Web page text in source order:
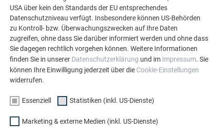
Balletttänzer und einem raffinierten Temperatursystem, mit
dem verschiedene Eishärten erzeugt werden können, ist die
Eishalle dafür optimal ausgestattet.
USA über kein den Standards der EU entsprechendes
Datenschutzniveau verfügt. Insbesondere können US-Behörden
zu Kontroll- bzw. Überwachungszwecken auf Ihre Daten
zugreifen, ohne dass Sie darüber informiert werden und ohne dass
Sie dagegen rechtlich vorgehen können. Weitere Informationen
finden Sie in unserer Datenschutzerklärung und im Impressum. Sie
können Ihre Einwilligung jederzeit über die Cookie-Einstellungen
widerrufen.
Essenziell Statistiken (inkl. US-Dienste)
Marketing & externe Medien (inkl. US-Dienste)